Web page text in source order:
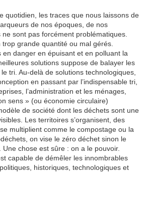
quotidien, les traces que nous laissons de
de nos époques, de nos
sont pas forcément problématiques.
trop grande quantité ou mal gérés.
en danger en épuisant et en polluant la
solutions suppose de balayer les
tri. Au-delà de solutions technologiques,
en passant par l’indispensable tri,
l’administration et les ménages,
sens » (ou économie circulaire)
de société dont les déchets sont une
Les territoires s’organisent, des
multiplient comme le compostage ou la
on vise le zéro déchet sinon le
chose est sûre : on a le pouvoir.
capable de démêler les innombrables
historiques, technologiques et